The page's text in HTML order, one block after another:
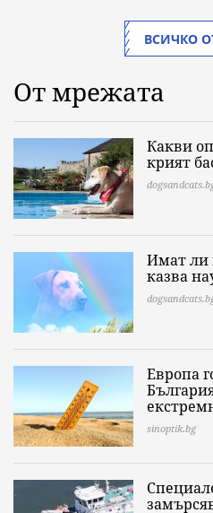
ВСИЧКО
От мрежата
Какви
крият
Имат ли
казва
Европа
sinoptik.bg